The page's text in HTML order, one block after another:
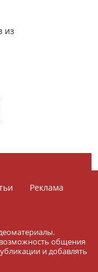
из
Реклама
общения
и добавлять